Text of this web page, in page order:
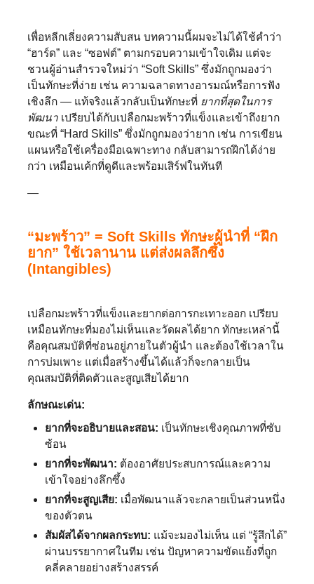
เพื่อหลีกเลี่ยงความสับสน บทความนี้ผมจะไม่ได้ใช้คำว่า
“ฮาร์ด” และ “ซอฟต์” ตามกรอบความเข้าใจเดิม แต่จะ
ชวนผู้อ่านสำรวจใหม่ว่า “Soft Skills” ซึ่งมักถูกมองว่า
เป็นทักษะที่ง่าย เช่น ความฉลาดทางอารมณ์หรือการฟัง
เชิงลึก — แท้จริงแล้วกลับเป็นทักษะที่ ยากที่สุดในการ
พัฒนา เปรียบได้กับเปลือกมะพร้าวที่แข็งและเข้าถึงยาก
ขณะที่ “Hard Skills” ซึ่งมักถูกมองว่ายาก เช่น การเขียน
แผนหรือใช้เครื่องมือเฉพาะทาง กลับสามารถฝึกได้ง่าย
กว่า เหมือนเค้กที่ดูดีและพร้อมเสิร์ฟในทันที
—
“มะพร้าว” = Soft Skills ทักษะผู้นำที่ “ฝึก
ยาก” ใช้เวลานาน แต่ส่งผลลึกซึ้ง
(Intangibles)
เปลือกมะพร้าวที่แข็งและยากต่อการกะเทาะออก เปรียบ
เหมือนทักษะที่มองไม่เห็นและวัดผลได้ยาก ทักษะเหล่านี้
คือคุณสมบัติที่ซ่อนอยู่ภายในตัวผู้นำ และต้องใช้เวลาใน
การบ่มเพาะ แต่เมื่อสร้างขึ้นได้แล้วก็จะกลายเป็น
คุณสมบัติที่ติดตัวและสูญเสียได้ยาก
ลักษณะเด่น:
ยากที่จะอธิบายและสอน: เป็นทักษะเชิงคุณภาพที่ซับ
ซ้อน
ยากที่จะพัฒนา: ต้องอาศัยประสบการณ์และความ
เข้าใจอย่างลึกซึ้ง
ยากที่จะสูญเสีย: เมื่อพัฒนาแล้วจะกลายเป็นส่วนหนึ่ง
ของตัวตน
สัมผัสได้จากผลกระทบ: แม้จะมองไม่เห็น แต่ “รู้สึกได้”
ผ่านบรรยากาศในทีม เช่น ปัญหาความขัดแย้งที่ถูก
คลี่คลายอย่างสร้างสรรค์